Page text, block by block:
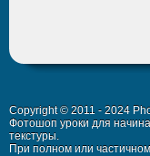
Copyright © 2011 - 2024
Фотошоп уроки для
текстуры.
При полном или